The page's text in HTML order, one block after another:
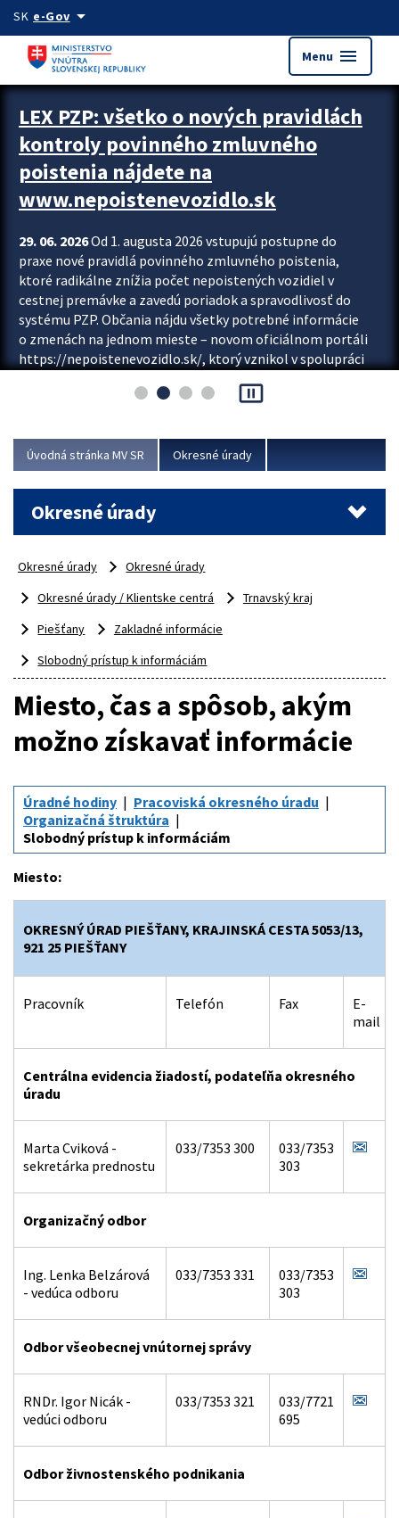
Preskocit na hlavný obsah
SK e-Govarrow_drop_down
Menu menu
Zastavit automatický posun upútavok
LEX PZP: všetko o nových pravidlách
kontroly povinného zmluvného
poistenia nájdete na
www.nepoistenevozidlo.sk
29. 06. 2026Od 1. augusta 2026 vstupujú postupne do
praxe nové pravidlá povinného zmluvného poistenia,
ktoré radikálne znížia počet nepoistených vozidiel v
cestnej premávke a zavedú poriadok a spravodlivosť do
systému PZP. Občania nájdu všetky potrebné informácie
o zmenách na jednom mieste – novom oficiálnom portáli
https://nepoistenevozidlo.sk/, ktorý vznikol v spolupráci
asociácie poisťovní (SLASPO) a Ministerstva vnútra SR.
Viac
pause_presentation
Úvodná stránka MV SR Okresné úrady
Okresné úrady
Okresné úrady
Okresné úrady
Okresné úrady / Klientske centrá
Trnavský kraj
Piešťany
Zakladné informácie
Slobodný prístup k informáciám
Miesto, čas a spôsob, akým
možno získavať informácie
Úradné hodiny
Pracoviská okresného úradu
Organizačná štruktúra
Slobodný prístup k informáciám
Miesto:
OKRESNÝ ÚRAD PIEŠŤANY, KRAJINSKÁ CESTA 5053/13,
921 25 PIEŠŤANY
Pracovník Telefón Fax
E-
mail
Centrálna evidencia žiadostí, podateľňa okresného
úradu
Marta Cviková -
sekretárka prednostu
033/7353 300
033/7353
303
Organizačný odbor
Ing. Lenka Belzárová
- vedúca odboru
033/7353 331
033/7353
303
Odbor všeobecnej vnútornej správy
RNDr. Igor Nicák -
vedúci odboru
033/7353 321
033/7721
695
Odbor živnostenského podnikania